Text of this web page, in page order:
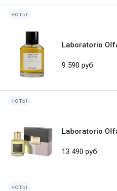
ноты
Laboratorio
9 590 руб
ноты
Laboratorio
13 490 руб
ноты